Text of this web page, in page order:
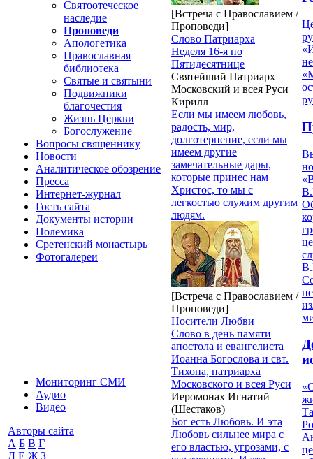
Святоотеческое
наследие
Проповеди
Апологетика
Православная
библиотека
Святые и святыни
Подвижники
благочестия
Жизнь Церкви
Богослужение
Вопросы священнику
Новости
Аналитическое обозрение
Пресса
Интернет-журнал
Гость сайта
Документы истории
Полемика
Сретенский монастырь
Фотогалереи
Мониторинг СМИ
Аудио
Видео
Авторы сайта
А Б В Г
Д Е Ж З
[Встреча с Православием /
Проповеди]
Слово Патриарха
Неделя 16-я по
Пятидесятнице
Святейший Патриарх
Московский и всея Руси
Кирилл
Если мы имеем любовь,
радость, мир,
долготерпение, если мы
имеем другие
замечательные дары,
которые принес нам
Христос, то мы с
легкостью служим другим
людям.
[Встреча с Православием /
Проповеди]
Носители Любви
Слово в день памяти
апостола и евангелиста
Иоанна Богослова и свт.
Тихона, патриарха
Московского и всея Руси
Иеромонах Игнатий
(Шестаков)
Бог есть Любовь. И эта
Любовь сильнее мира с
его властью, угрозами, с